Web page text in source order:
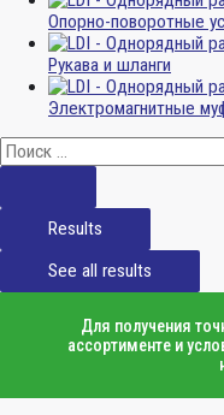
Опорно-поворотные
Рукава и шланги
Электромагнитные
Results
See all results
Для получения
ассортименте и